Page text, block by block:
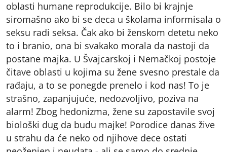
oblasti humane reprodukcije. Bilo bi krajnje
siromašno ako bi se deca u školama informisala o
seksu radi seksa. Čak ako bi ženskom detetu neko
to i branio, ona bi svakako morala da nastoji da
postane majka. U Švajcarskoj i Nemačkoj postoje
čitave oblasti u kojima su žene svesno prestale da
rađaju, a to se ponegde prenelo i kod nas! To je
strašno, zapanjujuće, nedozvoljivo, poziva na
alarm! Zbog hedonizma, žene su zapostavile svoj
biološki dug da budu majke! Porodice danas žive
u strahu da će neko od njihove dece ostati